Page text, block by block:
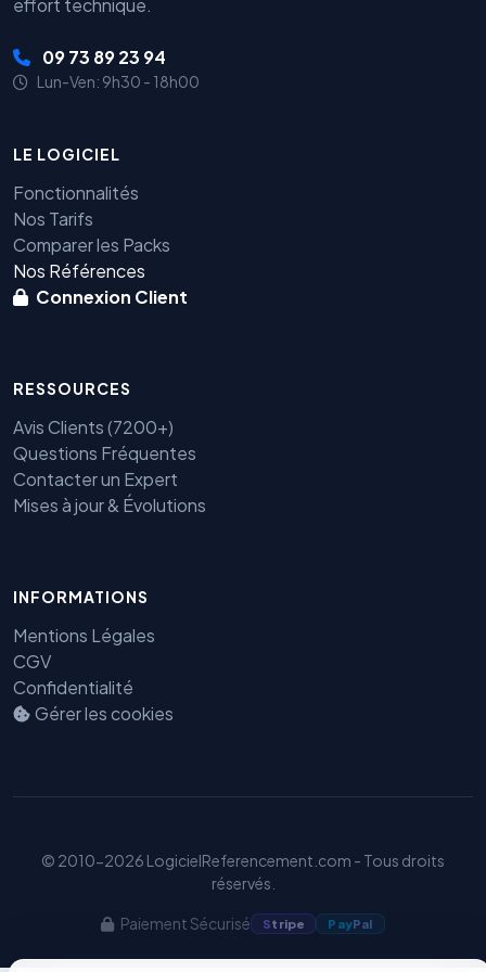
effort technique.
09 73 89 23 94
Lun-Ven: 9h30 - 18h00
LE LOGICIEL
Fonctionnalités
Nos Tarifs
Comparer les Packs
Nos Références
Connexion Client
RESSOURCES
Avis Clients (7200+)
Questions Fréquentes
Contacter un Expert
Mises à jour & Évolutions
INFORMATIONS
Mentions Légales
CGV
Confidentialité
Gérer les cookies
© 2010-2026 LogicielReferencement.com - Tous droits
réservés.
Paiement Sécurisé Stripe PayPal